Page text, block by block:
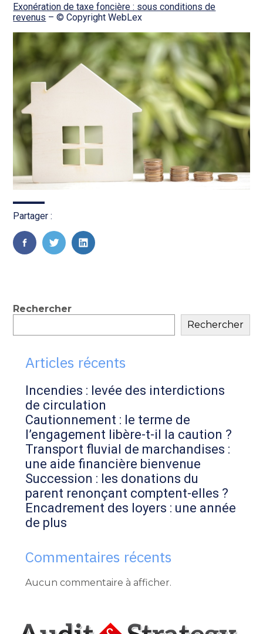
Exonération de taxe foncière : sous conditions de
revenus – © Copyright WebLex
Partager :
FaceBook
TwitterLinkedIn
Blog
sidebar
Rechercher
Rechercher
Articles récents
Incendies : levée des interdictions
de circulation
Cautionnement : le terme de
l’engagement libère-t-il la caution ?
Transport fluvial de marchandises :
une aide financière bienvenue
Succession : les donations du
parent renonçant comptent-elles ?
Encadrement des loyers : une année
de plus
Commentaires récents
Aucun commentaire à afficher.